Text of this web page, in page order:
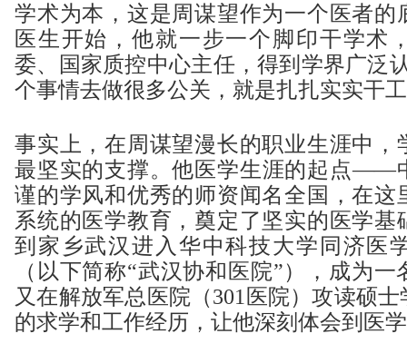
学术为本，这是周谋望作为一个医者的
医生开始，他就一步一个脚印干学术
委、国家质控中心主任，得到学界广泛
个事情去做很多公关，就是扎扎实实干
事实上，在周谋望漫长的职业生涯中，
最坚实的支撑。他医学生涯的起点——
谨的学风和优秀的师资闻名全国，在这
系统的医学教育，奠定了坚实的医学基
到家乡武汉进入华中科技大学同济医
（以下简称“武汉协和医院”），成为
又在解放军总医院（301医院）攻读硕
的求学和工作经历，让他深刻体会到医